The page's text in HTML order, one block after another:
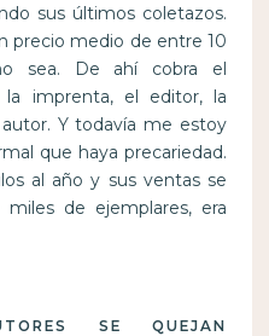
sus últimos coletazos.
precio medio de entre 10
sea. De ahí cobra el
la imprenta, el editor, la
Y todavía me estoy
que haya precariedad.
al año y sus ventas se
de ejemplares, era
SE QUEJAN